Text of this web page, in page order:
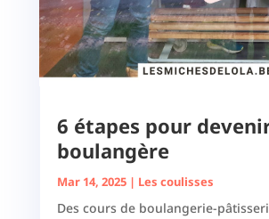
6 étapes pour
boulangère
Mar 14, 2025| Les coulisses
Des cours de boulangerie-